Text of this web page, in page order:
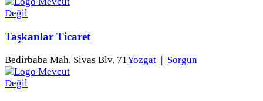
Taşkanlar Ticaret
Bedirbaba Mah. Sivas Blv. 71Yozgat | Sorgun